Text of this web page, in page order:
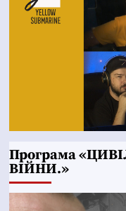
Програма
ВІЙНИ.»